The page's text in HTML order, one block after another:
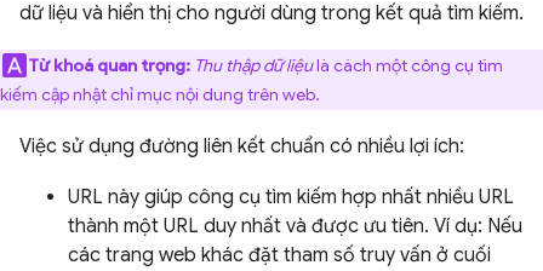
dữ liệu và hiển thị cho người dùng trong kết quả tìm kiếm.
Từ khoá quan trọng: Thu thập dữ liệulà cách một công cụ tìm
kiếm cập nhật chỉ mục nội dung trên web.
Việc sử dụng đường liên kết chuẩn có nhiều lợi ích:
URL này giúp công cụ tìm kiếm hợp nhất nhiều URL
thành một URL duy nhất và được ưu tiên. Ví dụ: Nếu
các trang web khác đặt tham số truy vấn ở cuối